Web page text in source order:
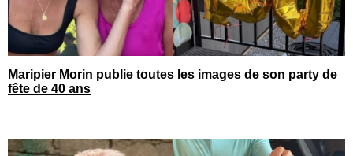
Maripier Morin publie toutes les images de son party de
fête de 40 ans